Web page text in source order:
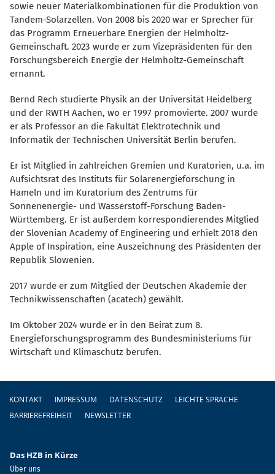
sowie neuer Materialkombinationen für die Produktion von
Tandem-Solarzellen. Von 2008 bis 2020 war er Sprecher für
das Programm Erneuerbare Energien der Helmholtz-
Gemeinschaft. 2023 wurde er zum Vizepräsidenten für den
Forschungsbereich Energie der Helmholtz-Gemeinschaft
ernannt.
Bernd Rech studierte Physik an der Universität Heidelberg
und der RWTH Aachen, wo er 1997 promovierte. 2007 wurde
er als Professor an die Fakultät Elektrotechnik und
Informatik der Technischen Universität Berlin berufen.
Er ist Mitglied in zahlreichen Gremien und Kuratorien, u.a. im
Aufsichtsrat des Instituts für Solarenergieforschung in
Hameln und im Kuratorium des Zentrums für
Sonnenenergie- und Wasserstoff-Forschung Baden-
Württemberg. Er ist außerdem korrespondierendes Mitglied
der Slovenian Academy of Engineering und erhielt 2018 den
Apple of Inspiration, eine Auszeichnung des Präsidenten der
Republik Slowenien.
2017 wurde er zum Mitglied der Deutschen Akademie der
Technikwissenschaften (acatech) gewählt.
Im Oktober 2024 wurde er in den Beirat zum 8.
Energieforschungsprogramm des Bundesministeriums für
Wirtschaft und Klimaschutz berufen.
Fußzeile
KONTAKT IMPRESSUM DATENSCHUTZ
LEICHTE SPRACHE
BARRIEREFREIHEIT
NEWSLETTER
Das HZB in Kürze
Über uns